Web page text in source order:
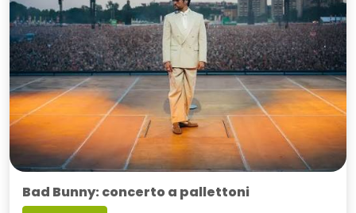
Bad Bunny: concerto a pallettoni